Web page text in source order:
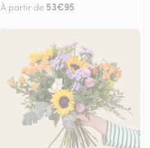
À partir de 53€95